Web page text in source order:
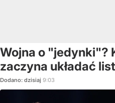
Wojna o "jedynki"?
zaczyna układać
Dodano: dzisiaj 9:03